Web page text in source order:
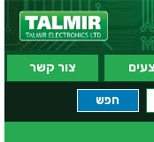
צור קשר